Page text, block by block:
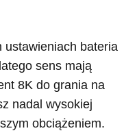
ustawieniach bateria
sens mają
8K do grania na
nadal wysokiej
obciążeniem.